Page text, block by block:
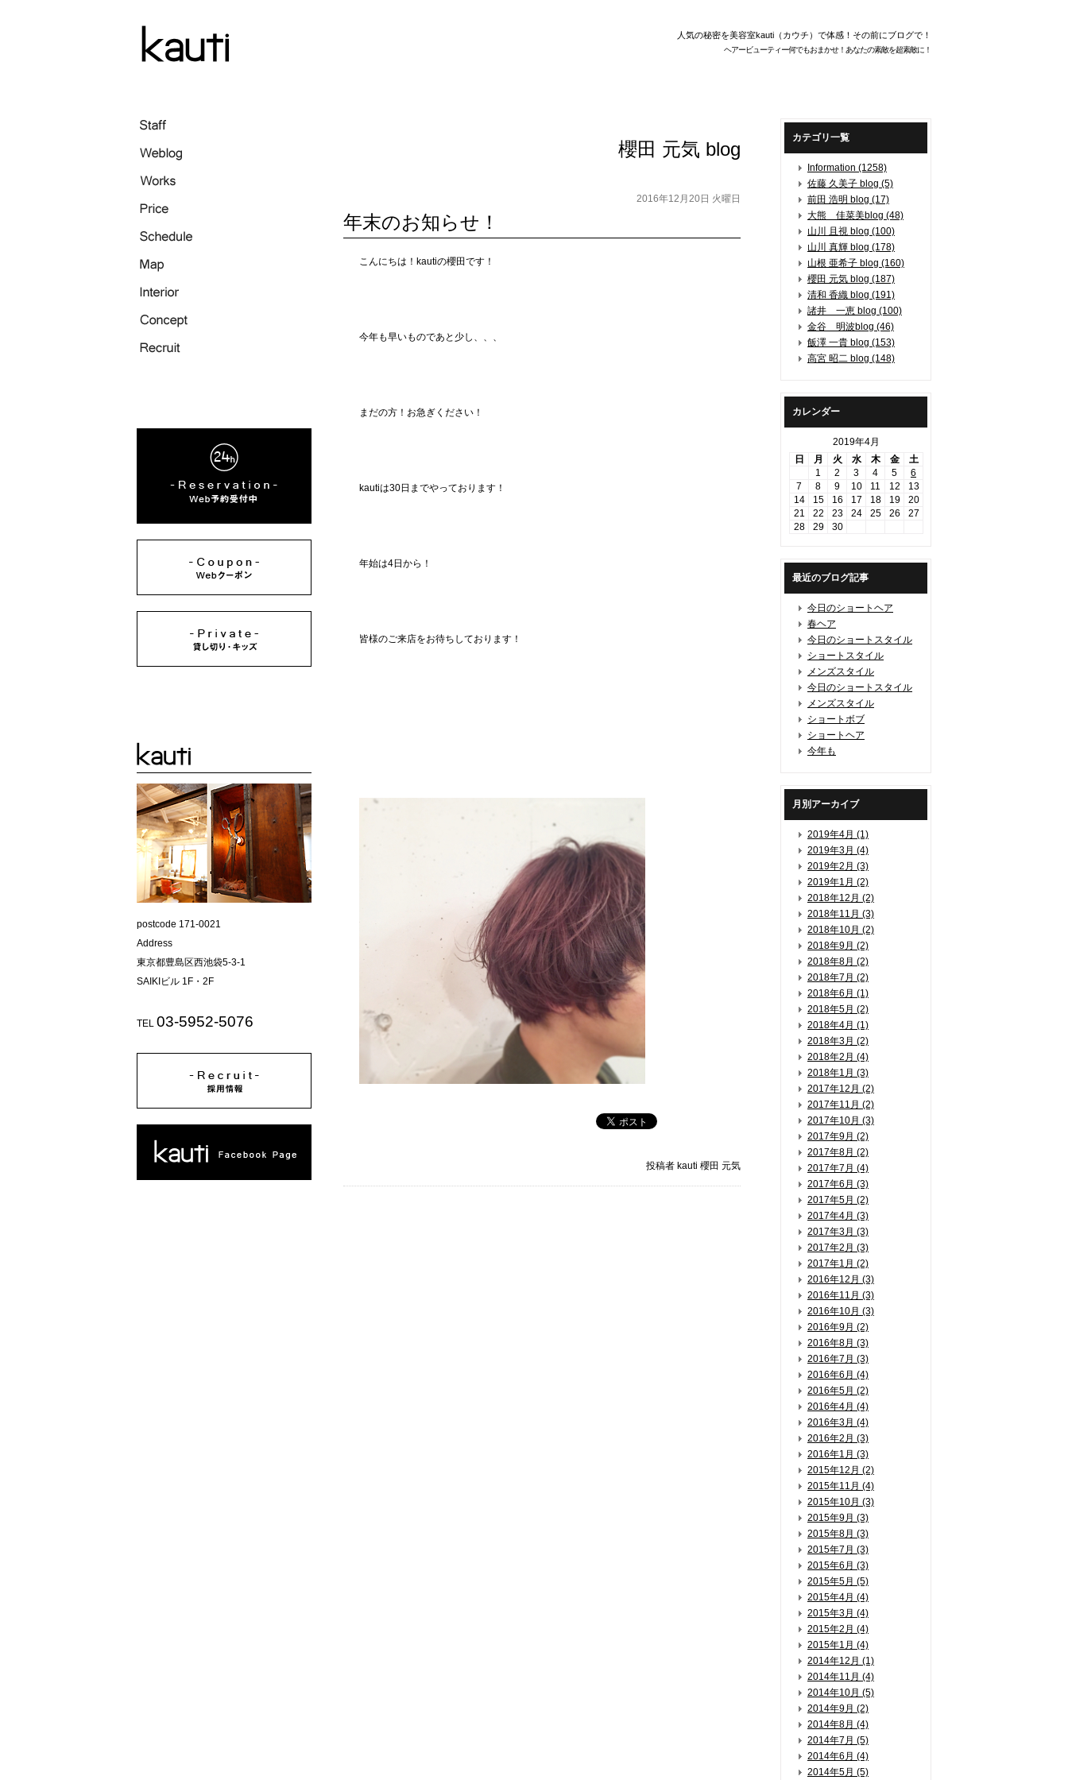
人気の秘密を美容室kauti（カウチ）で体感！その前にブログで！
ヘアービューティー何でもおまかせ！あなたの素敵を超素敵に！
櫻田 元気 blog
2016年12月20日 火曜日
年末のお知らせ！
こんにちは！kautiの櫻田です！
今年も早いものであと少し、、、
まだの方！お急ぎください！
kautiは30日までやっております！
年始は4日から！
皆様のご来店をお待ちしております！
投稿者 kauti 櫻田 元気
カテゴリ一覧
Information (1258)
佐藤 久美子 blog (5)
前田 浩明 blog (17)
大熊 佳菜美blog (48)
山川 且視 blog (100)
山川 真輝 blog (178)
山根 亜希子 blog (160)
櫻田 元気 blog (187)
清和 香織 blog (191)
諸井 一恵 blog (100)
金谷 明波blog (46)
飯澤 一貴 blog (153)
高宮 昭二 blog (148)
カレンダー
2019年4月
日
月 火 水 木 金
土
1
2 3 4 5
6
7
8 9 10 11 12
13
14
15 16 17 18 19
20
21
22 23 24 25 26
27
28
29 30
最近のブログ記事
今日のショートヘア
春ヘア
今日のショートスタイル
ショートスタイル
メンズスタイル
今日のショートスタイル
メンズスタイル
ショートボブ
ショートヘア
今年も
月別アーカイブ
2019年4月 (1)
2019年3月 (4)
2019年2月 (3)
2019年1月 (2)
2018年12月 (2)
2018年11月 (3)
2018年10月 (2)
2018年9月 (2)
2018年8月 (2)
2018年7月 (2)
2018年6月 (1)
2018年5月 (2)
2018年4月 (1)
2018年3月 (2)
2018年2月 (4)
2018年1月 (3)
2017年12月 (2)
2017年11月 (2)
2017年10月 (3)
2017年9月 (2)
2017年8月 (2)
2017年7月 (4)
2017年6月 (3)
2017年5月 (2)
2017年4月 (3)
2017年3月 (3)
2017年2月 (3)
2017年1月 (2)
2016年12月 (3)
2016年11月 (3)
2016年10月 (3)
2016年9月 (2)
2016年8月 (3)
2016年7月 (3)
2016年6月 (4)
2016年5月 (2)
2016年4月 (4)
2016年3月 (4)
2016年2月 (3)
2016年1月 (3)
2015年12月 (2)
2015年11月 (4)
2015年10月 (3)
2015年9月 (3)
2015年8月 (3)
2015年7月 (3)
2015年6月 (3)
2015年5月 (5)
2015年4月 (4)
2015年3月 (4)
2015年2月 (4)
2015年1月 (4)
2014年12月 (1)
2014年11月 (4)
2014年10月 (5)
2014年9月 (2)
2014年8月 (4)
2014年7月 (5)
2014年6月 (4)
2014年5月 (5)
postcode 171-0021
Address
東京都豊島区西池袋5-3-1
SAIKIビル 1F・2F
TEL 03-5952-5076